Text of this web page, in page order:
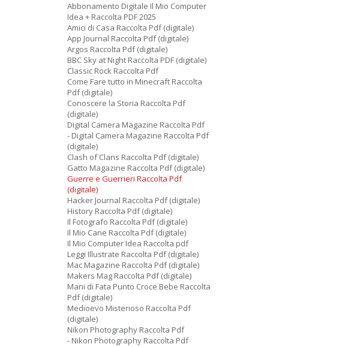
Abbonamento Digitale Il Mio Computer
Idea + Raccolta PDF 2025
Amici di Casa Raccolta Pdf (digitale)
App Journal Raccolta Pdf (digitale)
Argos Raccolta Pdf (digitale)
BBC Sky at Night Raccolta PDF (digitale)
Classic Rock Raccolta Pdf
Come Fare tutto in Minecraft Raccolta
Pdf (digitale)
Conoscere la Storia Raccolta Pdf
(digitale)
Digital Camera Magazine Raccolta Pdf
- Digital Camera Magazine Raccolta Pdf
(digitale)
Clash of Clans Raccolta Pdf (digitale)
Gatto Magazine Raccolta Pdf (digitale)
Guerre e Guerrieri Raccolta Pdf
(digitale)
Hacker Journal Raccolta Pdf (digitale)
History Raccolta Pdf (digitale)
Il Fotografo Raccolta Pdf (digitale)
Il Mio Cane Raccolta Pdf (digitale)
Il Mio Computer Idea Raccolta pdf
Leggi Illustrate Raccolta Pdf (digitale)
Mac Magazine Raccolta Pdf (digitale)
Makers Mag Raccolta Pdf (digitale)
Mani di Fata Punto Croce Bebe Raccolta
Pdf (digitale)
Medioevo Misterioso Raccolta Pdf
(digitale)
Nikon Photography Raccolta Pdf
- Nikon Photography Raccolta Pdf